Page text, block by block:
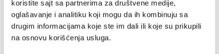
koristite sajt sa partnerima za društvene medije,
oglašavanje i analitiku koji mogu da ih kombinuju sa
drugim informacijama koje ste im dali ili koje su prikupili
na osnovu korišćenja usluga.